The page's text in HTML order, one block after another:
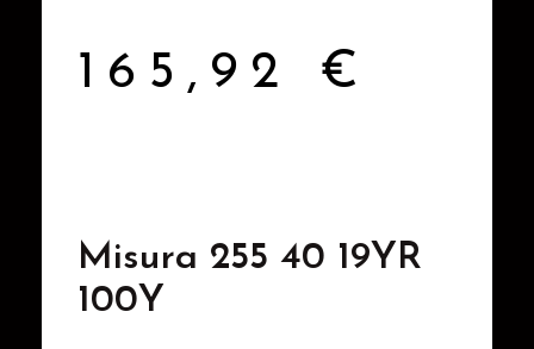
165,92 €
Misura 255 40 19YR
100Y